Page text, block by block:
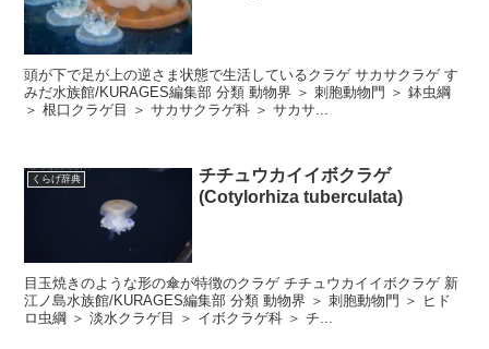
頭が下で足が上の逆さま状態で生活しているクラゲ サカサクラゲ す
みだ水族館/KURAGES編集部 分類 動物界 ＞ 刺胞動物門 ＞ 鉢虫綱
＞ 根口クラゲ目 ＞ サカサクラゲ科 ＞ サカサ...
くらげ辞典
チチュウカイイボクラゲ
(Cotylorhiza tuberculata)
目玉焼きのような形の傘が特徴のクラゲ チチュウカイイボクラゲ 新
江ノ島水族館/KURAGES編集部 分類 動物界 ＞ 刺胞動物門 ＞ ヒド
ロ虫綱 ＞ 淡水クラゲ目 ＞ イボクラゲ科 ＞ チ...